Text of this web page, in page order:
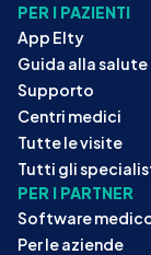
PER I PAZIENTI
App Elty
Guida alla salute
Supporto
Centri medici
Tutte le visite
Tutti gli
PER I PARTNER
Software
Per le aziende